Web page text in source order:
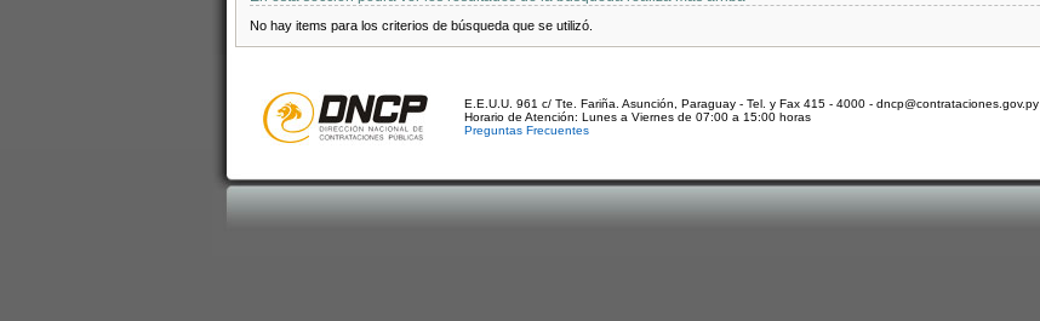
No hay items para los criterios de búsqueda que se utilizó.
E.E.U.U. 961 c/ Tte. Fariña. Asunción, Paraguay - Tel. y Fax 415 - 4000 - dncp@contrataciones.gov.py
Horario de Atención: Lunes a Viernes de 07:00 a 15:00 horas
Preguntas Frecuentes